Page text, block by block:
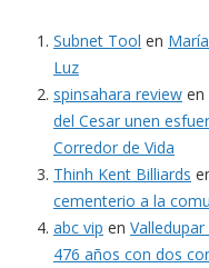
Subnet Tool en
Luz
spinsahara review en
del Cesar unen
Corredor de Vida
Thinh Kent Billiards
cementerio a la
abc vip en
476 años con dos